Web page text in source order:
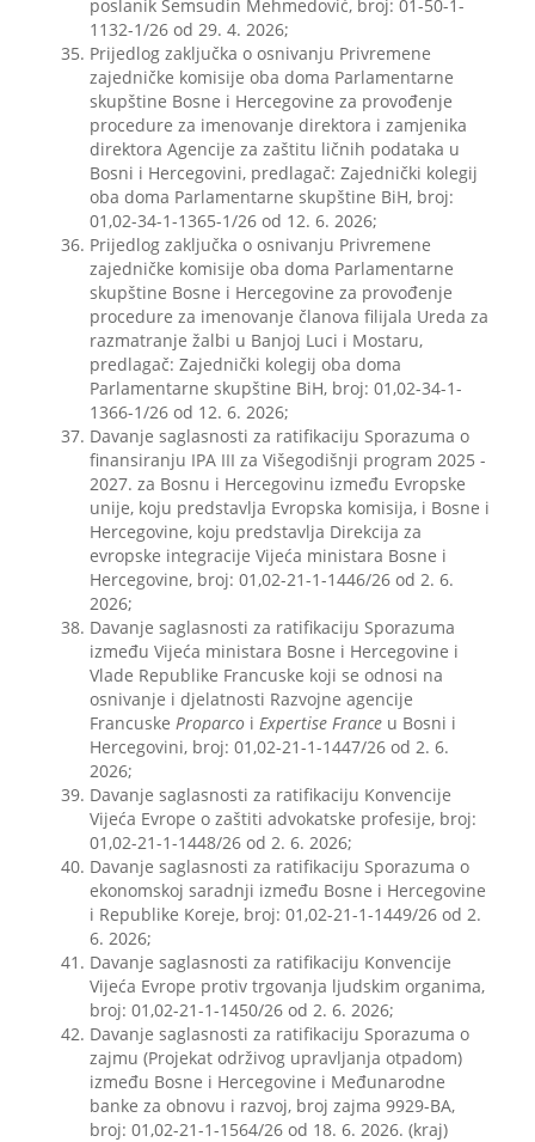
poslanik Šemsudin Mehmedović, broj: 01-50-1-
1132-1/26 od 29. 4. 2026;
Prijedlog zaključka o osnivanju Privremene
zajedničke komisije oba doma Parlamentarne
skupštine Bosne i Hercegovine za provođenje
procedure za imenovanje direktora i zamjenika
direktora Agencije za zaštitu ličnih podataka u
Bosni i Hercegovini, predlagač: Zajednički kolegij
oba doma Parlamentarne skupštine BiH, broj:
01,02-34-1-1365-1/26 od 12. 6. 2026;
Prijedlog zaključka o osnivanju Privremene
zajedničke komisije oba doma Parlamentarne
skupštine Bosne i Hercegovine za provođenje
procedure za imenovanje članova filijala Ureda za
razmatranje žalbi u Banjoj Luci i Mostaru,
predlagač: Zajednički kolegij oba doma
Parlamentarne skupštine BiH, broj: 01,02-34-1-
1366-1/26 od 12. 6. 2026;
Davanje saglasnosti za ratifikaciju Sporazuma o
finansiranju IPA III za Višegodišnji program 2025 -
2027. za Bosnu i Hercegovinu između Evropske
unije, koju predstavlja Evropska komisija, i Bosne i
Hercegovine, koju predstavlja Direkcija za
evropske integracije Vijeća ministara Bosne i
Hercegovine, broj: 01,02-21-1-1446/26 od 2. 6.
2026;
Davanje saglasnosti za ratifikaciju Sporazuma
između Vijeća ministara Bosne i Hercegovine i
Vlade Republike Francuske koji se odnosi na
osnivanje i djelatnosti Razvojne agencije
Francuske Proparco i Expertise France u Bosni i
Hercegovini, broj: 01,02-21-1-1447/26 od 2. 6.
2026;
Davanje saglasnosti za ratifikaciju Konvencije
Vijeća Evrope o zaštiti advokatske profesije, broj:
01,02-21-1-1448/26 od 2. 6. 2026;
Davanje saglasnosti za ratifikaciju Sporazuma o
ekonomskoj saradnji između Bosne i Hercegovine
i Republike Koreje, broj: 01,02-21-1-1449/26 od 2.
6. 2026;
Davanje saglasnosti za ratifikaciju Konvencije
Vijeća Evrope protiv trgovanja ljudskim organima,
broj: 01,02-21-1-1450/26 od 2. 6. 2026;
Davanje saglasnosti za ratifikaciju Sporazuma o
zajmu (Projekat održivog upravljanja otpadom)
između Bosne i Hercegovine i Međunarodne
banke za obnovu i razvoj, broj zajma 9929-BA,
broj: 01,02-21-1-1564/26 od 18. 6. 2026. (kraj)